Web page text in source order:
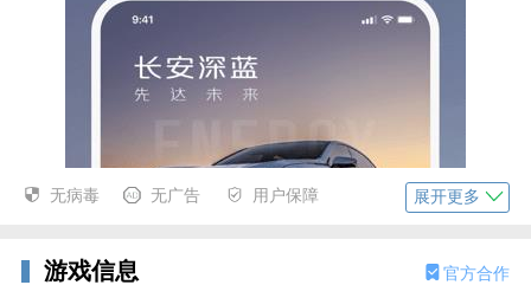
无病毒 无广告 用户保障 展开更多
游戏信息 官方合作